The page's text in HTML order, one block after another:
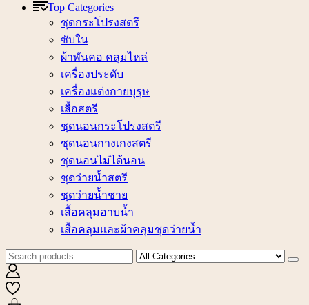
Top Categories
ชุดกระโปรงสตรี
ซับใน
ผ้าพันคอ คลุมไหล่
เครื่องประดับ
เครื่องแต่งกายบุรุษ
เสื้อสตรี
ชุดนอนกระโปรงสตรี
ชุดนอนกางเกงสตรี
ชุดนอนไม่ได้นอน
ชุดว่ายน้ำสตรี
ชุดว่ายน้ำชาย
เสื้อคลุมอาบน้ำ
เสื้อคลุมและผ้าคลุมชุดว่ายน้ำ